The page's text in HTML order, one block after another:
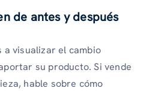
de antes y después
a visualizar el cambio
su producto. Si vende
hable sobre cómo